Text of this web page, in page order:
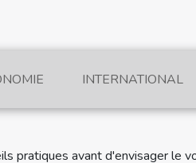
INTERNATIONAL
pratiques avant d'envisager le